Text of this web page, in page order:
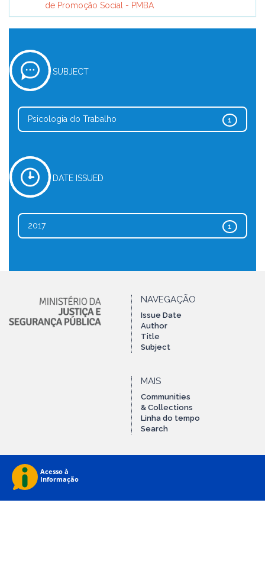
de Promoção Social - PMBA
SUBJECT
1
Psicologia do Trabalho
DATE ISSUED
1
2017
NAVEGAÇÃO
Issue Date
Author
Title
Subject
MAIS
Communities
& Collections
Linha do tempo
Search